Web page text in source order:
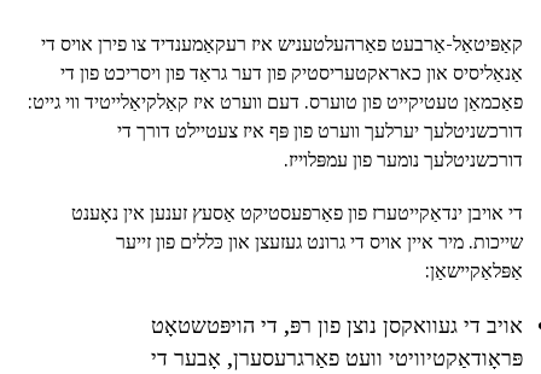
קאַפּיטאַל-אַרבעט פאַרהעלטעניש איז רעקאַמענדיד צו פירן אויס די
אַנאַליסיס און כאראקטעריסטיק פון דער גראַד פון ויסריכט פון די
פאַכמאַן טעטיקייט פון טוערס. דעם ווערט איז קאַלקיאַלייטיד ווי גייט:
דורכשניטלעך יערלעך ווערט פון פּף איז צעטיילט דורך די
דורכשניטלעך נומער פון עמפּלוייז.
די אויבן ינדאַקייטערז פון פאַרפעסטיקט אַסעץ זענען אין נאָענט
שייכות. מיר איין אויס די גרונט געזעצן און כּללים פון זייער
אַפּלאַקיישאַן:
אויב די געוואקסן נוצן פון רפּ, די הויפּטשטאָט
פּראָודאַקטיוויטי וועט פאַרגרעסערן, אָבער די